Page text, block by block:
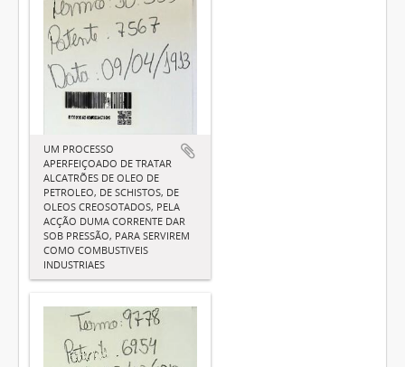
UM PROCESSO
APERFEIÇOADO DE TRATAR
ALCATRÕES DE OLEO DE
PETROLEO, DE SCHISTOS, DE
OLEOS CREOSOTADOS, PELA
ACÇÃO DUMA CORRENTE DAR
SOB PRESSÃO, PARA SERVIREM
COMO COMBUSTIVEIS
INDUSTRIAES